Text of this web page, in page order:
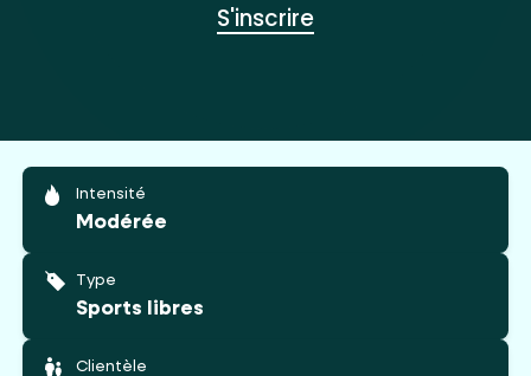
S'inscrire
Intensité
Modérée
Type
Sports libres
Clientèle